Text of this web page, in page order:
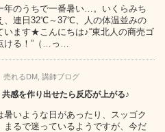
年のうちで一番暑い…。いくらみち
、連日32℃～37℃、人の体温並みの
います★こんにちは♪“東北人の商売ゴ
ける！”（…っ…
売れるDM, 講師ブログ
感を作り出せたら反応が上がる♪
暑いような日があったり、スッゴク
まるで迷っているようですが、今だ